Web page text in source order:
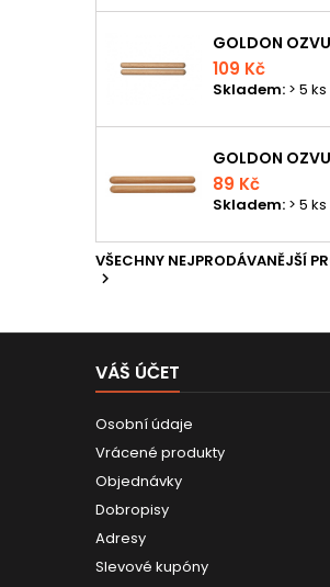
109 Kč
Skladem: > 5 ks
89 Kč
Skladem: > 5 ks
VŠECHNY NEJPRODÁVANĚJŠÍ

VÁŠ ÚČET
Osobní údaje
Vrácené produkty
Objednávky
Dobropisy
Adresy
Slevové kupóny